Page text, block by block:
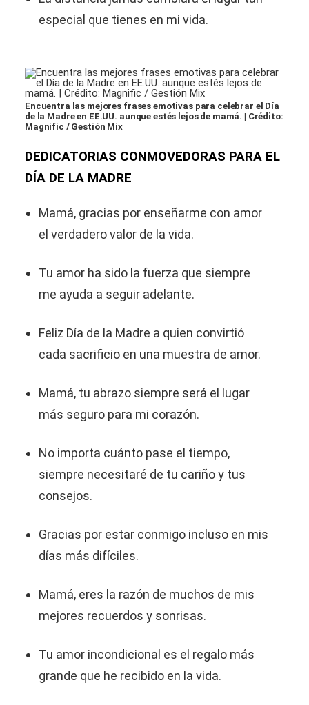
especial que tienes en mi vida.
Encuentra las mejores frases emotivas para celebrar el Día
de la Madre en EE.UU. aunque estés lejos de mamá. | Crédito:
Magnific / Gestión Mix
DEDICATORIAS CONMOVEDORAS PARA EL
DÍA DE LA MADRE
Mamá, gracias por enseñarme con amor
el verdadero valor de la vida.
Tu amor ha sido la fuerza que siempre
me ayuda a seguir adelante.
Feliz Día de la Madre a quien convirtió
cada sacrificio en una muestra de amor.
Mamá, tu abrazo siempre será el lugar
más seguro para mi corazón.
No importa cuánto pase el tiempo,
siempre necesitaré de tu cariño y tus
consejos.
Gracias por estar conmigo incluso en mis
días más difíciles.
Mamá, eres la razón de muchos de mis
mejores recuerdos y sonrisas.
Tu amor incondicional es el regalo más
grande que he recibido en la vida.